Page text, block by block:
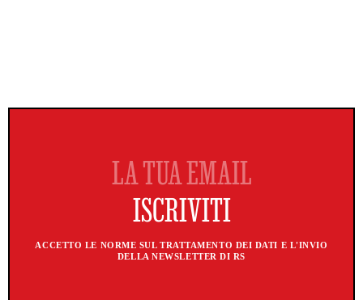
ACCETTO LE NORME SUL TRATTAMENTO DEI DATI E L'INVIO
DELLA NEWSLETTER DI RS